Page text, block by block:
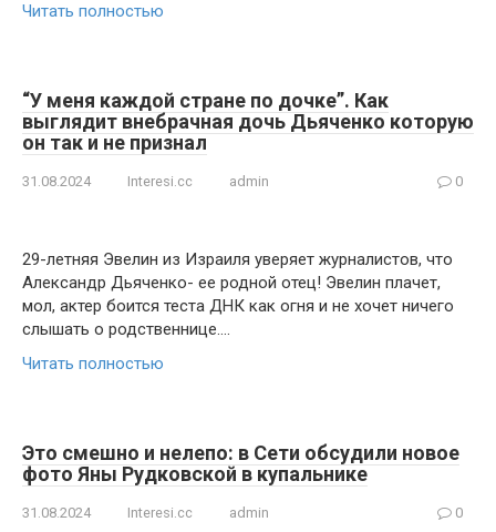
Читать полностью
“У меня каждой стране по дочке”. Как
выглядит внебрачная дочь Дьяченко которую
он так и не признал
31.08.2024 Interesi.cc admin 0
29-летняя Эвелин из Израиля уверяет журналистов, что
Александр Дьяченко- ее родной отец! Эвелин плачет,
мол, актер боится теста ДНК как огня и не хочет ничего
слышать о родственнице….
Читать полностью
Это смешно и нелепо: в Сети обсудили новое
фото Яны Рудковской в купальнике
31.08.2024 Interesi.cc admin 0